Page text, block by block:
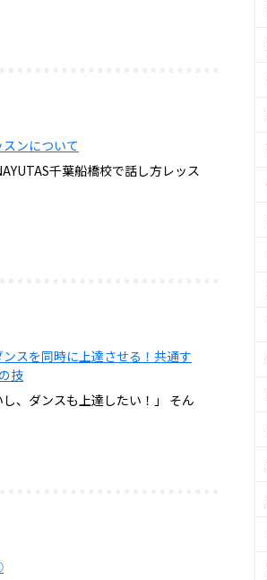
ンについて
千葉船橋校で話し方レッス
ンスを同時に上達させる！共通す
技
し、ダンスも上達したい！」 そん